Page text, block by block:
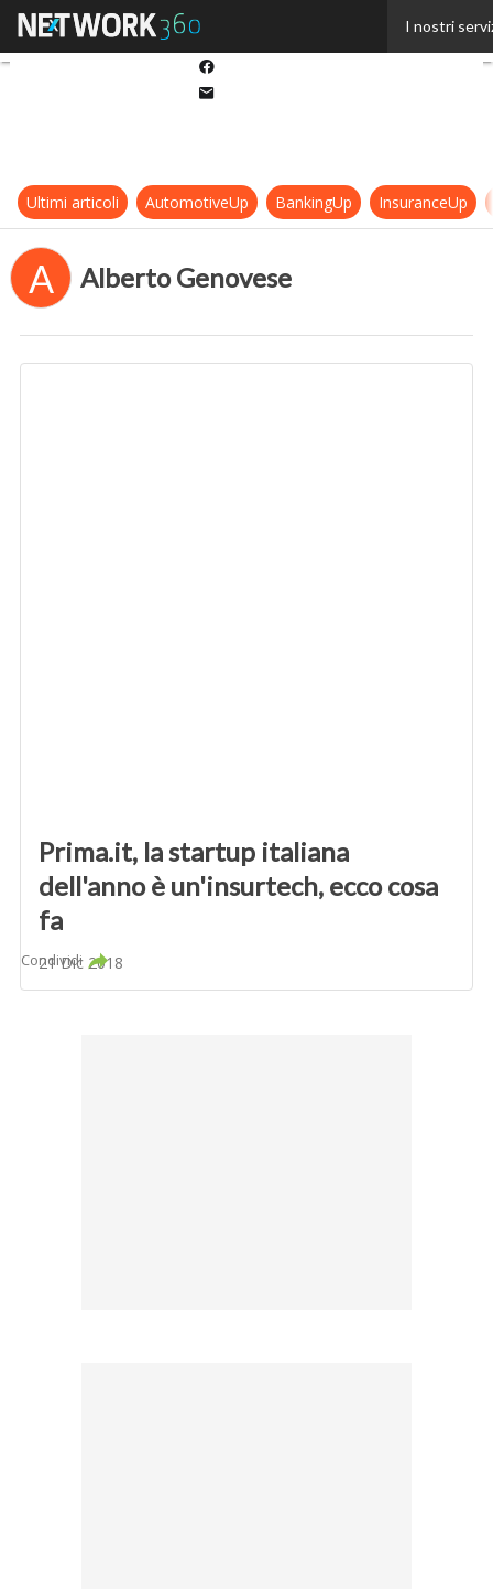
I nostri
Ultimi articoli AutomotiveUp BankingUp InsuranceUp
A Alberto Genovese
Prima.it, la startup italiana
dell'anno è un'insurtech, ecco cosa
fa
21 Dic 2018
Condividi